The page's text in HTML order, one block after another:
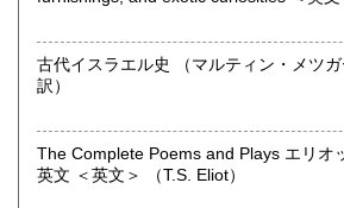
-
最寄駅：-
営業時間：事務所(無店舗)、事務所併設
定休日：古本屋として店舗営業はしてい
書籍の買取について
古代イスラエル史 （マルティン・メツガー 著 ; 山我哲雄
訳）
The Complete Poems and Plays エリオット全詩集・詩劇
英文 ＜英文＞ （T.S. Eliot）